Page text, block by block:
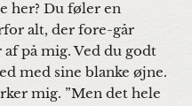
her? Du føler en
alt, der fore-går
på mig. Ved du godt
med sine blanke øjne.
mig. ”Men det hele